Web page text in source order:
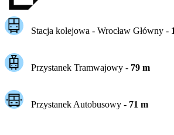
Stacja kolejowa - Wrocław Główny-
Przystanek Tramwajowy - 79m
Przystanek Autobusowy - 71 m